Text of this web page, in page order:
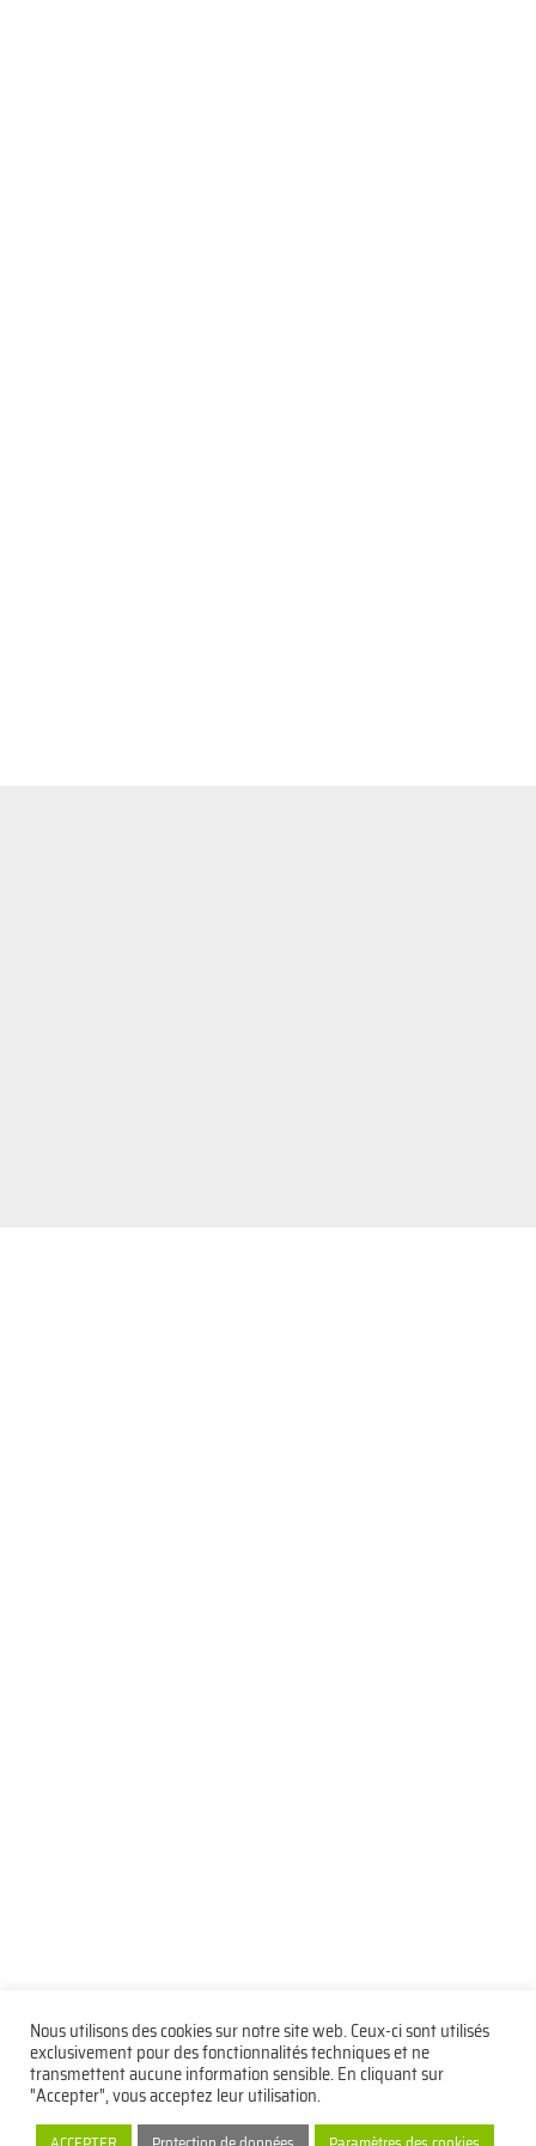
Protection de données Mentions légales Contact
Nous utilisons des cookies sur notre site web. Ceux-ci sont utilisés
exclusivement pour des fonctionnalités techniques et ne
transmettent aucune information sensible. En cliquant sur
"Accepter", vous acceptez leur utilisation.